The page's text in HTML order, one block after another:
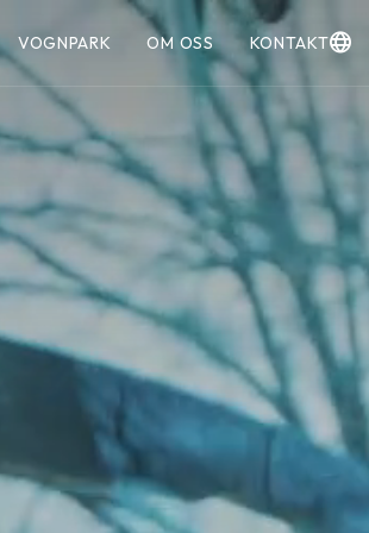
VOGNPARK OM OSS KONTAKT